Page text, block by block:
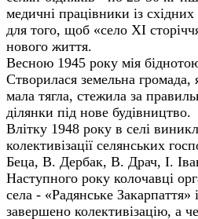
медичні працівники із
для того, щоб «село XI
нового життя.
Весною 1945 року мія біднотою
Створилася земельна
мала тягла, стежила за
ділянки під нове будівництво.
Влітку 1948 року в селі
колективізації селянських
Беца, В. Дербак, В. Драч, І.
Наступного року колочавці
села - «Радянське
завершено колективізацію, а